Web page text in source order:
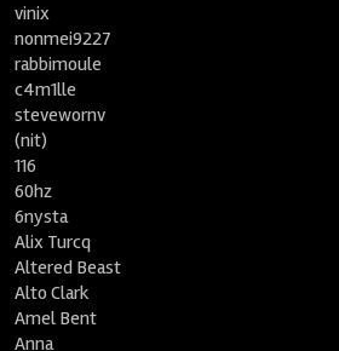
vinix
nonmei9227
rabbimoule
c4m1lle
stevewornv
(nit)
116
60hz
6nysta
Alix Turcq
Altered Beast
Alto Clark
Amel Bent
Anna